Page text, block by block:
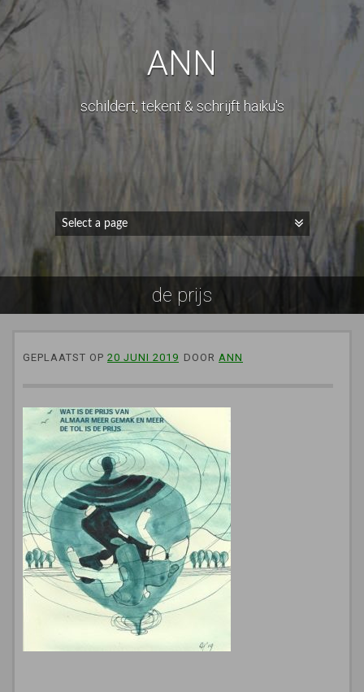
ANN
schildert, tekent & schrijft haiku's
de prijs
GEPLAATST OP 20 JUNI 2019 DOOR ANN